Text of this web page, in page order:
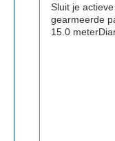
Sluit je
gearmeerde
15.0